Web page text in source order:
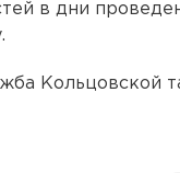
в дни
Кольцовской